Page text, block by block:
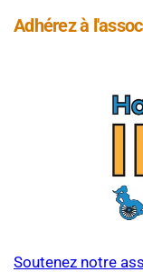
Adhérez à
Soutenez notre